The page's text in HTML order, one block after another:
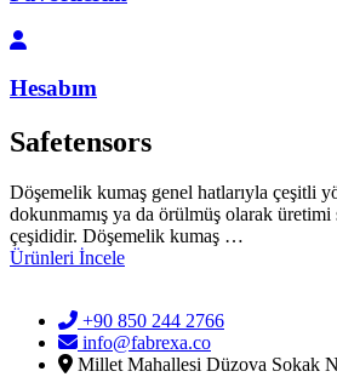
Hesabım
Safetensors
Döşemelik kumaş genel hatlarıyla çeşitli
dokunmamış ya da örülmüş olarak
çeşididir. Döşemelik kumaş …
Ürünleri İncele
+90 850 244 2766
info@fabrexa.co
Millet Mahallesi Düzova Sokak